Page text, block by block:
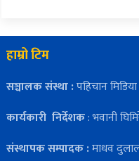
हाम्रो टिम
सञ्चालक संस्था :पहिचान मिडिया
कार्यकारी निर्देशक: भवानी
संस्थापक सम्पादक :माधव